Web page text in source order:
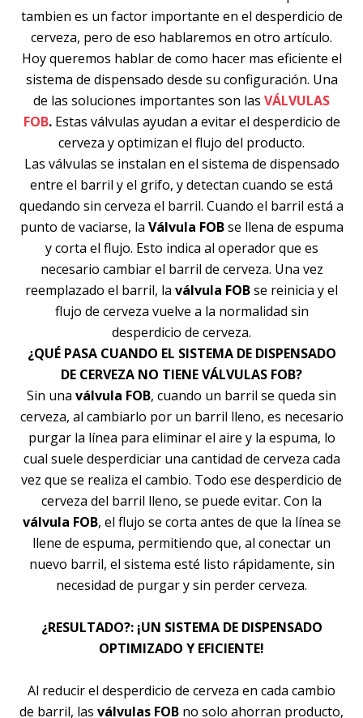
tambien es un factor importante en el desperdicio de
cerveza, pero de eso hablaremos en otro artículo.
Hoy queremos hablar de como hacer mas eficiente el
sistema de dispensado desde su configuración. Una
de las soluciones importantes son las VÁLVULAS
FOB. Estas válvulas ayudan a evitar el desperdicio de
cerveza y optimizan el flujo del producto.
Las válvulas se instalan en el sistema de dispensado
entre el barril y el grifo, y detectan cuando se está
quedando sin cerveza el barril. Cuando el barril está a
punto de vaciarse, la Válvula FOBse llena de espuma
y corta el flujo. Esto indica al operador que es
necesario cambiar el barril de cerveza. Una vez
reemplazado el barril, la válvula FOBse reinicia y el
flujo de cerveza vuelve a la normalidad sin
desperdicio de cerveza.
¿QUÉ PASA CUANDO EL SISTEMA DE DISPENSADO
DE CERVEZA NO TIENE VÁLVULAS FOB?
Sin una válvula FOB, cuando un barril se queda sin
cerveza, al cambiarlo por un barril lleno, es necesario
purgar la línea para eliminar el aire y la espuma, lo
cual suele desperdiciar una cantidad de cerveza cada
vez que se realiza el cambio. Todo ese desperdicio de
cerveza del barril lleno, se puede evitar. Con la
válvula FOB, el flujo se corta antes de que la línea se
llene de espuma, permitiendo que, al conectar un
nuevo barril, el sistema esté listo rápidamente, sin
necesidad de purgar y sin perder cerveza.
¿RESULTADO?: ¡UN SISTEMA DE DISPENSADO
OPTIMIZADO Y EFICIENTE!
Al reducir el desperdicio de cerveza en cada cambio
de barril, las válvulas FOB no solo ahorran producto,